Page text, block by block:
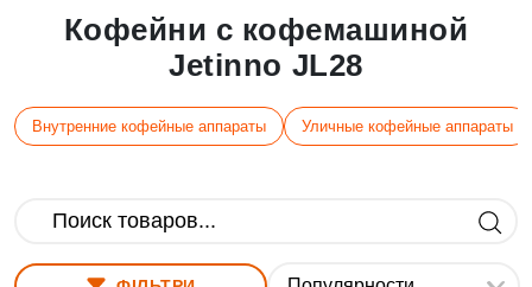
Кофейни с кофемашиной
Jetinno JL28
Внутренние кофейные аппараты Уличные кофейные аппараты